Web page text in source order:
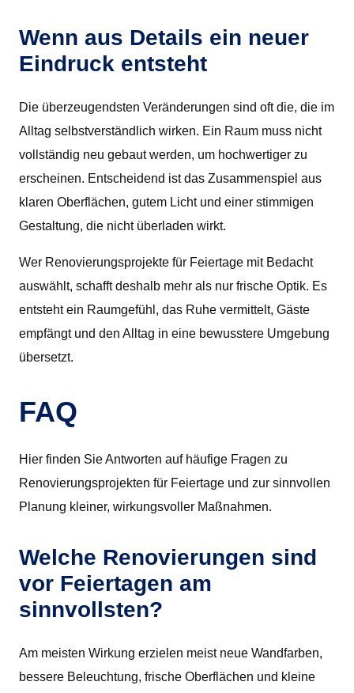
Wenn aus Details ein neuer
Eindruck entsteht
Die überzeugendsten Veränderungen sind oft die, die im
Alltag selbstverständlich wirken. Ein Raum muss nicht
vollständig neu gebaut werden, um hochwertiger zu
erscheinen. Entscheidend ist das Zusammenspiel aus
klaren Oberflächen, gutem Licht und einer stimmigen
Gestaltung, die nicht überladen wirkt.
Wer Renovierungsprojekte für Feiertage mit Bedacht
auswählt, schafft deshalb mehr als nur frische Optik. Es
entsteht ein Raumgefühl, das Ruhe vermittelt, Gäste
empfängt und den Alltag in eine bewusstere Umgebung
übersetzt.
FAQ
Hier finden Sie Antworten auf häufige Fragen zu
Renovierungsprojekten für Feiertage und zur sinnvollen
Planung kleiner, wirkungsvoller Maßnahmen.
Welche Renovierungen sind
vor Feiertagen am
sinnvollsten?
Am meisten Wirkung erzielen meist neue Wandfarben,
bessere Beleuchtung, frische Oberflächen und kleine